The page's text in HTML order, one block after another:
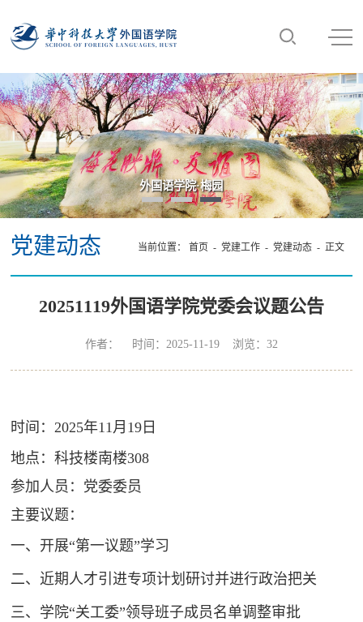
外国语学院·梅园
党建动态 当前位置： 首页 - 党建工作- 党建动态- 正文
20251119外国语学院党委会议题公告
作者： 时间：2025-11-19 浏览： 32
时间：2025年11月19日
地点：科技楼南楼308
参加人员：党委委员
主要议题：
一、开展“第一议题”学习
二、近期人才引进专项计划研讨并进行政治把关
三、学院“关工委”领导班子成员名单调整审批